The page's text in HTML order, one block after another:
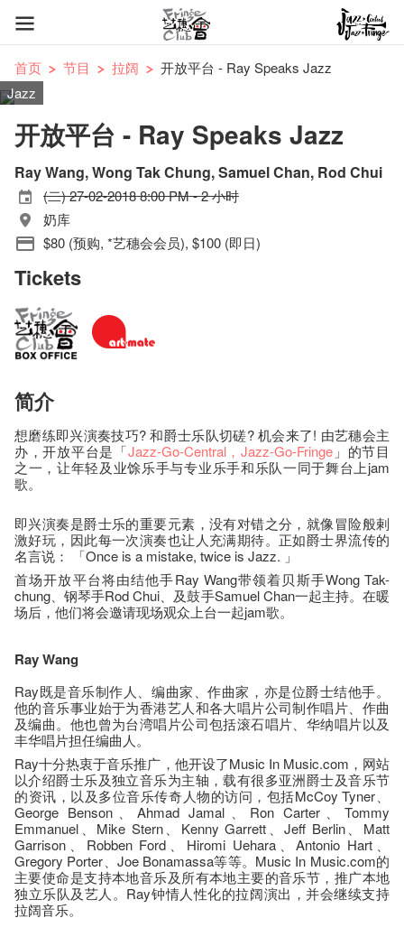
首页 节目 拉阔
开放平台 - Ray Speaks Jazz
Jazz
开放平台 - Ray Speaks Jazz
Ray Wang, Wong Tak Chung, Samuel Chan, Rod Chui
(二) 27-02-2018 8:00 PM - 2 小时
奶库
$80 (预购, *艺穗会会员), $100 (即日)
Tickets
简介
想磨练即兴演奏技巧? 和爵士乐队切磋? 机会来了! 由艺穗会主
办，开放平台是「Jazz-Go-Central，Jazz-Go-Fringe 」的节目
之一，让年轻及业馀乐手与专业乐手和乐队一同于舞台上jam
歌。
即兴演奏是爵士乐的重要元素，没有对错之分，就像冒险般剌
激好玩，因此每一次演奏也让人充满期待。正如爵士界流传的
名言说： 「Once is a mistake, twice is Jazz. 」
首场开放平台将由结他手Ray Wang带领着贝斯手Wong Tak-
chung、钢琴手Rod Chui、及鼓手Samuel Chan一起主持。在暖
场后，他们将会邀请现场观众上台一起jam歌。
Ray Wang
Ray既是音乐制作人、编曲家、作曲家，亦是位爵士结他手。
他的音乐事业始于为香港艺人和各大唱片公司制作唱片、作曲
及编曲。他也曾为台湾唱片公司包括滚石唱片、华纳唱片以及
丰华唱片担任编曲人。
Ray十分热衷于音乐推广，他开设了Music In Music.com，网站
以介绍爵士乐及独立音乐为主轴，载有很多亚洲爵士及音乐节
的资讯，以及多位音乐传奇人物的访问，包括McCoy Tyner、
George Benson、Ahmad Jamal、Ron Carter、Tommy
Emmanuel、Mike Stern、Kenny Garrett、Jeff Berlin、Matt
Garrison、Robben Ford、Hiromi Uehara、Antonio Hart、
Gregory Porter、Joe Bonamassa等等。Music In Music.com的
主要使命是支持本地音乐及所有本地主要的音乐节，推广本地
独立乐队及艺人。Ray钟情人性化的拉阔演出，并会继续支持
拉阔音乐。